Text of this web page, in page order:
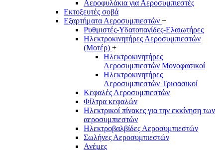
Αεροφυλάκια για Αεροσυμπιεστές
Εκτοξευτές σοβά
Εξαρτήματα Αεροσυμπιεστών +
Ρυθμιστές-Υδατοπαγίδες-Ελαιωτήρες
Ηλεκτροκινητήρες Αεροσυμπιεστών
(Μοτέρ) +
Ηλεκτροκινητήρες
Αεροσυμπιεστών Μονοφασικοί
Ηλεκτροκινητήρες
Αεροσυμπιεστών Τριφασικοί
Κεφαλές Αεροσυμπιεστών
Φίλτρα κεφαλών
Ηλεκτρικοί πίνακες για την εκκίνηση των
αεροσυμπιεστών
Ηλεκτροβαλβίδες Αεροσυμπιεστών
Σωλήνες Αεροσυμπιεστών
Ανέμες